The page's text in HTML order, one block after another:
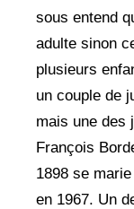
sous entend
adulte sinon
plusieurs
un couple de
mais une des
François
1898 se
en 1967. Un